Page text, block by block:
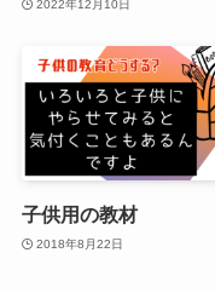
2022年12月10日
子供用の教材
2018年8月22日